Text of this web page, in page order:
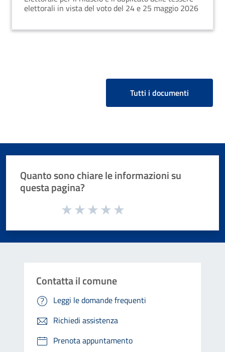
elettorali in vista del voto del 24 e 25 maggio 2026
Tutti i documenti
Quanto sono chiare le informazioni su
questa pagina?
Valuta da 1 a 5 stelle la pagina
Contatta il comune
Leggi le domande frequenti
Richiedi assistenza
Prenota appuntamento